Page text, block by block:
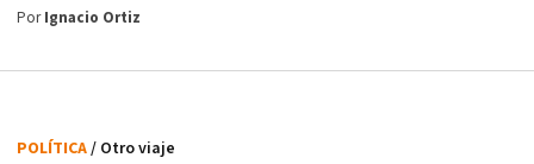
PorIgnacio Ortiz
POLÍTICA/ Otro viaje